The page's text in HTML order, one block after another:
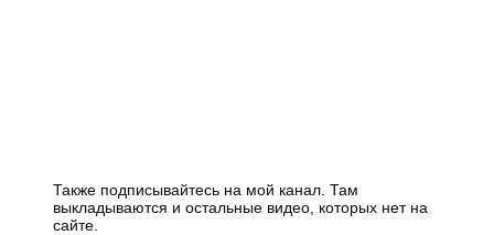
Также подписывайтесь на мой канал. Там
выкладываются и остальные видео, которых нет на
сайте.